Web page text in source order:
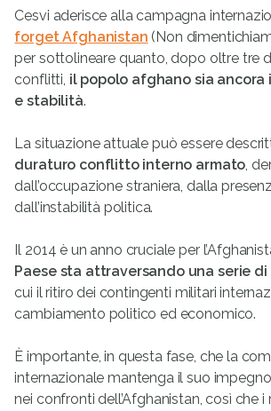
Cesvi aderisce alla campagna
forget Afghanistan (Non
per sottolineare quanto, dopo oltre tre
conflitti, il popolo afghano sia ancora
e stabilità.
La situazione attuale può essere
duraturo conflitto interno armato,
dall’occupazione straniera, dalla
dall’instabilità politica.
Il 2014 è un anno cruciale per
Paese sta attraversando una serie
cui il ritiro dei contingenti militari
cambiamento politico ed economico.
È importante, in questa fase, che la
internazionale mantenga il suo
nei confronti dell’Afghanistan, così che